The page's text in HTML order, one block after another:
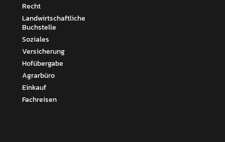
Recht
Landwirtschaftliche
Buchstelle
Soziales
Versicherung
Hofübergabe
Agrarbüro
Einkauf
Fachreisen